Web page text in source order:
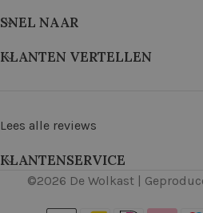
SNEL NAAR
KLANTEN VERTELLEN
Lees alle reviews
KLANTENSERVICE
©2026 De Wolkast |